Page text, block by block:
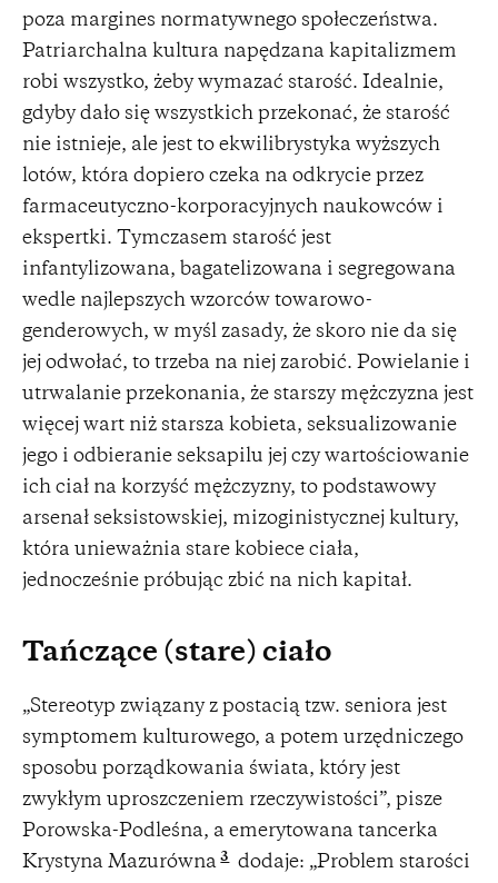
poza margines normatywnego społeczeństwa.
Patriarchalna kultura napędzana kapitalizmem
robi wszystko, żeby wymazać starość. Idealnie,
gdyby dało się wszystkich przekonać, że starość
nie istnieje, ale jest to ekwilibrystyka wyższych
lotów, która dopiero czeka na odkrycie przez
farmaceutyczno-korporacyjnych naukowców i
ekspertki. Tymczasem starość jest
infantylizowana, bagatelizowana i segregowana
wedle najlepszych wzorców towarowo-
genderowych, w myśl zasady, że skoro nie da się
jej odwołać, to trzeba na niej zarobić. Powielanie i
utrwalanie przekonania, że starszy mężczyzna jest
więcej wart niż starsza kobieta, seksualizowanie
jego i odbieranie seksapilu jej czy wartościowanie
ich ciał na korzyść mężczyzny, to podstawowy
arsenał seksistowskiej, mizoginistycznej kultury,
która unieważnia stare kobiece ciała,
jednocześnie próbując zbić na nich kapitał.
Tańczące (stare) ciało
„Stereotyp związany z postacią tzw. seniora jest
symptomem kulturowego, a potem urzędniczego
sposobu porządkowania świata, który jest
zwykłym uproszczeniem rzeczywistości”, pisze
Porowska-Podleśna, a emerytowana tancerka
Krystyna Mazurówna 3 dodaje: „Problem starości